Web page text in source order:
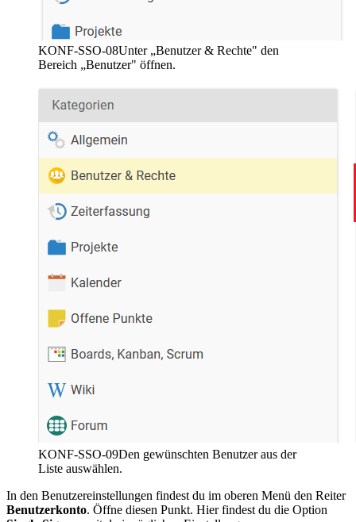
KONF-SSO-08Unter „Benutzer & Rechte" den
Bereich „Benutzer" öffnen.
KONF-SSO-09Den gewünschten Benutzer aus der
Liste auswählen.
In den Benutzereinstellungen findest du im oberen Menü den Reiter
Benutzerkonto. Öffne diesen Punkt. Hier findest du die Option